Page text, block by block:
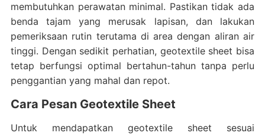
membutuhkan perawatan minimal. Pastikan tidak ada
benda tajam yang merusak lapisan, dan lakukan
pemeriksaan rutin terutama di area dengan aliran air
tinggi. Dengan sedikit perhatian, geotextile sheet bisa
tetap berfungsi optimal bertahun-tahun tanpa perlu
penggantian yang mahal dan repot.
Cara Pesan Geotextile Sheet
Untuk mendapatkan geotextile sheet sesuai